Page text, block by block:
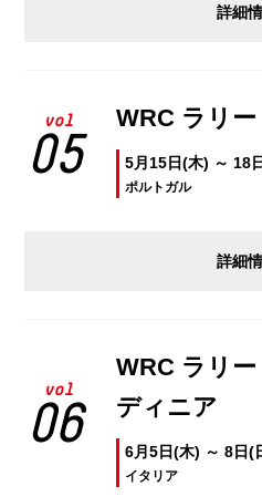
詳細
vol
05
WRC ラリ
5月15日(木) ～ 18
ポルトガル
詳細
vol
06
WRC ラリ
ディニア
6月5日(木) ～ 8日(
イタリア